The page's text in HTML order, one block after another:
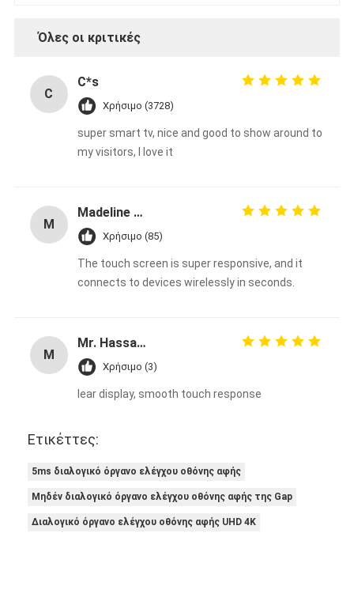
Όλες οι κριτικές
C
C*s
Χρήσιμο (3728)
super smart tv, nice and good to show around to
my visitors, I love it
M
Madeline Varg
Χρήσιμο (85)
The touch screen is super responsive, and it
connects to devices wirelessly in seconds.
M
Mr. Hassan Kanju
Χρήσιμο (3)
lear display, smooth touch response
Ετικέττες:
5ms διαλογικό όργανο ελέγχου οθόνης αφής
Μηδέν διαλογικό όργανο ελέγχου οθόνης αφής της Gap
Διαλογικό όργανο ελέγχου οθόνης αφής UHD 4K